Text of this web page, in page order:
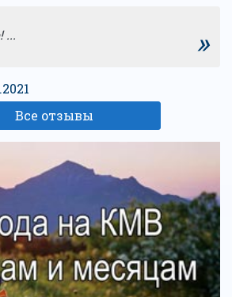
... »
Все отзывы